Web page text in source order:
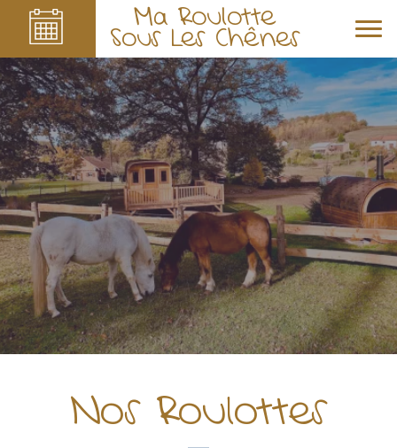
Ma Roulotte
Sous Les Chênes
Nos Roulottes